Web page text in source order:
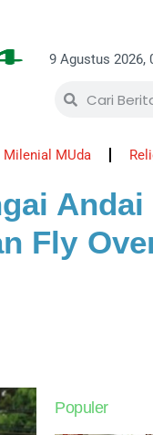
9 Agustus 2026,
Milenial MUda
Fly
Populer